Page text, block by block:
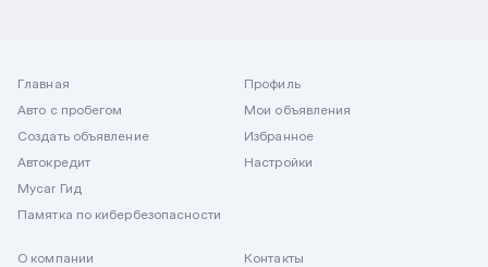
Главная
Авто с пробегом
Создать объявление
Автокредит
Mycar Гид
Памятка по кибербезопасности
Профиль
Мои объявления
Избранное
Настройки
О компании
Контакты